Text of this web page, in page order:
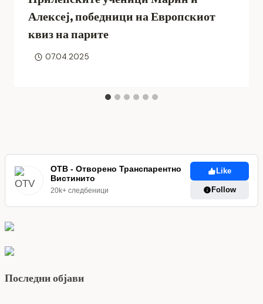
Алексеј, победници на Европскиот
квиз на парите
07.04.2025
ОТВ - Отворено Транспарентно
Вистинито
20k+ следбеници
Like
Follow
Последни објави